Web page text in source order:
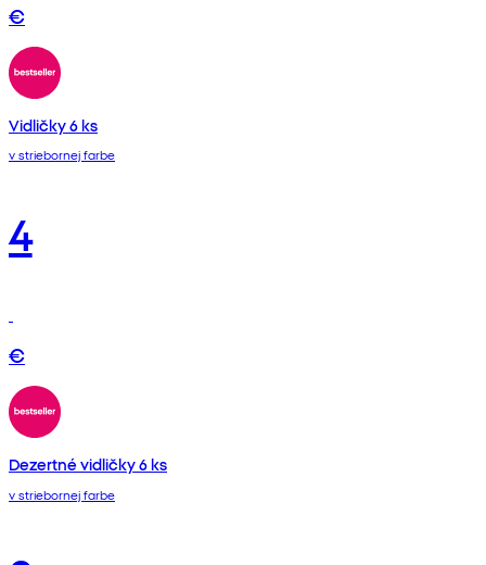
€
Vidličky 6 ks
v striebornej farbe
4
€
Dezertné vidličky 6 ks
v striebornej farbe